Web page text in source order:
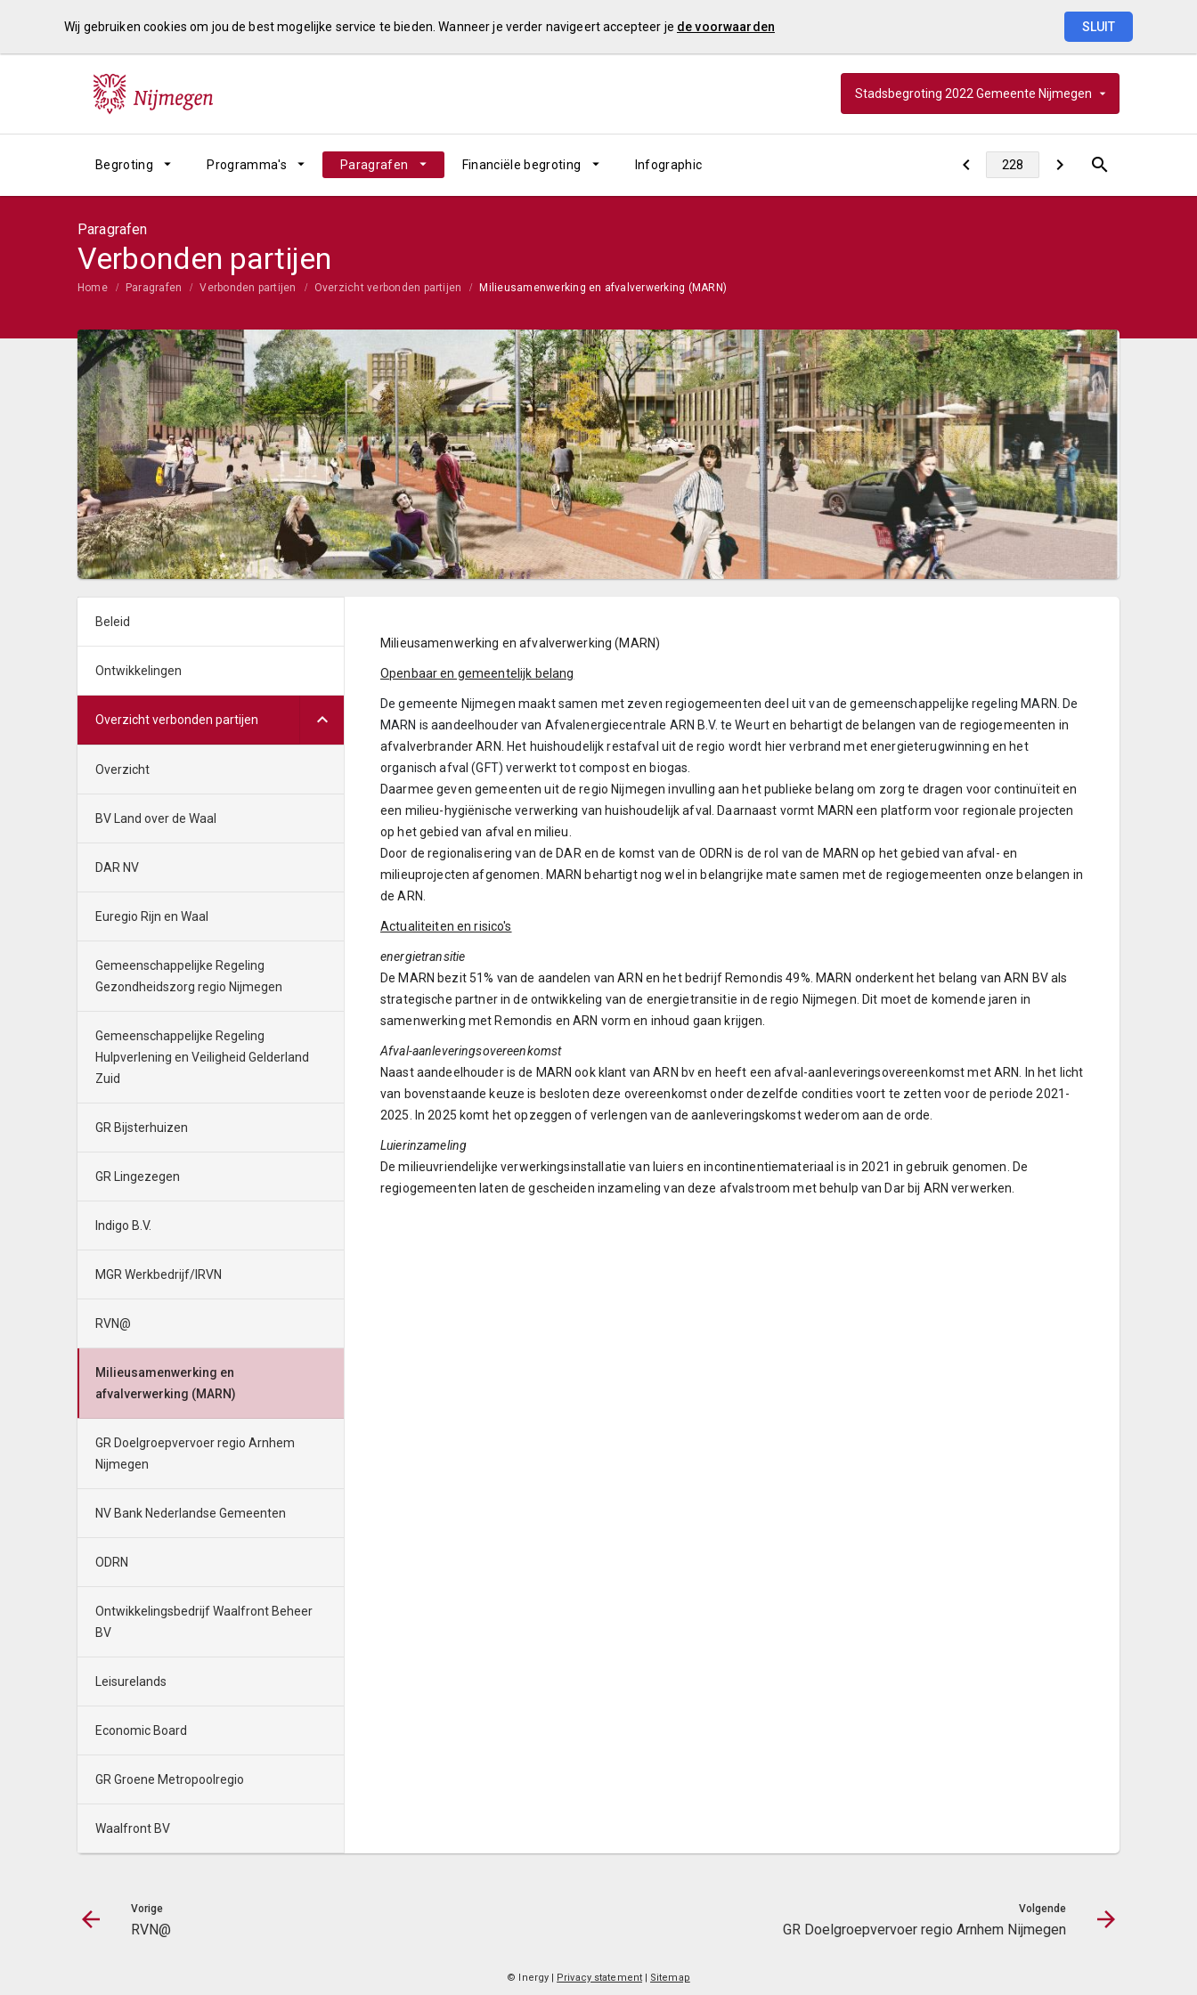
Wij gebruiken cookies om jou de best mogelijke service te bieden. Wanneer je verder navigeert accepteer je de voorwaarden SLUIT
Stadsbegroting 2022 Gemeente Nijmegen
Begroting Programma's Paragrafen Financiële begroting Infographic
Paragrafen
Verbonden partijen
Home Paragrafen Verbonden partijen Overzicht verbonden partijen Milieusamenwerking en afvalverwerking (MARN)
Beleid
Ontwikkelingen
Overzicht verbonden partijen
Overzicht
BV Land over de Waal
DAR NV
Euregio Rijn en Waal
Gemeenschappelijke Regeling
Gezondheidszorg regio Nijmegen
Gemeenschappelijke Regeling
Hulpverlening en Veiligheid Gelderland
Zuid
GR Bijsterhuizen
GR Lingezegen
Indigo B.V.
MGR Werkbedrijf/IRVN
RVN@
Milieusamenwerking en
afvalverwerking (MARN)
GR Doelgroepvervoer regio Arnhem
Nijmegen
NV Bank Nederlandse Gemeenten
ODRN
Ontwikkelingsbedrijf Waalfront Beheer
BV
Leisurelands
Economic Board
GR Groene Metropoolregio
Waalfront BV
Milieusamenwerking en afvalverwerking (MARN)
Openbaar en gemeentelijk belang
De gemeente Nijmegen maakt samen met zeven regiogemeenten deel uit van de gemeenschappelijke regeling MARN. De
MARN is aandeelhouder van Afvalenergiecentrale ARN B.V. te Weurt en behartigt de belangen van de regiogemeenten in
afvalverbrander ARN.
Het huishoudelijk restafval uit de regio wordt hier verbrand met energieterugwinning en het
organisch afval (GFT) verwerkt tot compost en biogas.
Daarmee geven gemeenten uit de regio Nijmegen invulling aan het publieke belang om zorg te dragen voor continuïteit en
een milieu-hygiënische verwerking van huishoudelijk afval. Daarnaast vormt MARN een platform voor regionale projecten
op het gebied van afval en milieu.
Door de regionalisering van de DAR en de komst van de ODRN is de rol van de MARN op het gebied van afval- en
milieuprojecten afgenomen. MARN behartigt nog wel in belangrijke mate samen met de regiogemeenten onze belangen in
de ARN.
Actualiteiten en risico's
energietransitie
De MARN bezit 51% van de aandelen van ARN en het bedrijf Remondis 49%. MARN onderkent het belang van ARN BV als
strategische partner in de ontwikkeling van de energietransitie in de regio Nijmegen. Dit moet de komende jaren in
samenwerking met Remondis en ARN vorm en inhoud gaan krijgen.
Afval-aanleveringsovereenkomst
Naast aandeelhouder is de MARN ook klant van ARN bv en heeft een afval-aanleveringsovereenkomst met ARN. In het licht
van bovenstaande keuze is besloten deze overeenkomst onder dezelfde condities voort te zetten voor de periode 2021-
2025. In 2025 komt het opzeggen of verlengen van de aanleveringskomst wederom aan de orde.
Luierinzameling
De milieuvriendelijke verwerkingsinstallatie van luiers en incontinentiemateriaal is in 2021 in gebruik genomen. De
regiogemeenten laten de gescheiden inzameling van deze afvalstroom met behulp van Dar bij ARN verwerken.
Vorige
RVN@
Volgende
GR Doelgroepvervoer regio Arnhem Nijmegen
© Inergy | Privacy statement| Sitemap